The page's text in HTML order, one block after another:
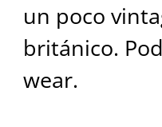
un poco
británico.
wear.